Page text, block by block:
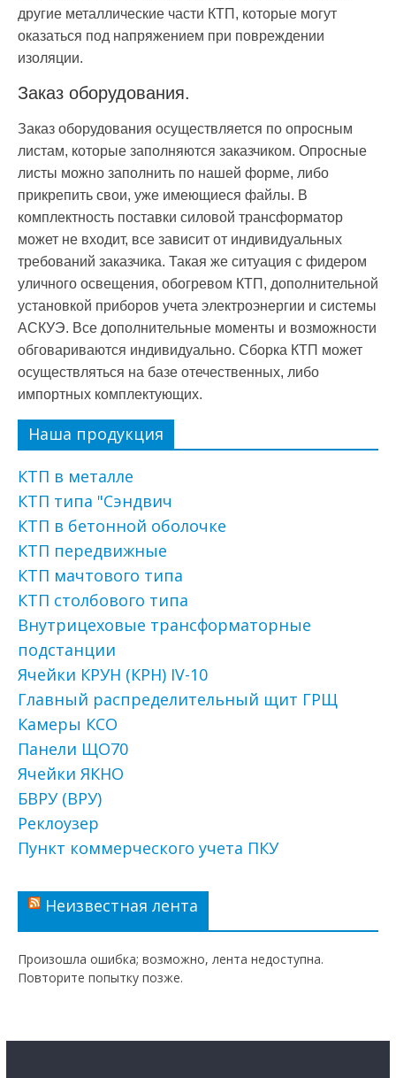
другие металлические части КТП, которые могут
оказаться под напряжением при повреждении
изоляции.
Заказ оборудования.
Заказ оборудования осуществляется по опросным
листам, которые заполняются заказчиком. Опросные
листы можно заполнить по нашей форме, либо
прикрепить свои, уже имеющиеся файлы. В
комплектность поставки силовой трансформатор
может не входит, все зависит от индивидуальных
требований заказчика. Такая же ситуация с фидером
уличного освещения, обогревом КТП, дополнительной
установкой приборов учета электроэнергии и системы
АСКУЭ. Все дополнительные моменты и возможности
обговариваются индивидуально. Сборка КТП может
осуществляться на базе отечественных, либо
импортных комплектующих.
Наша продукция
КТП в металле
КТП типа "Сэндвич
КТП в бетонной оболочке
КТП передвижные
КТП мачтового типа
КТП столбового типа
Внутрицеховые трансформаторные
подстанции
Ячейки КРУН (КРН) IV-10
Главный распределительный щит ГРЩ
Камеры КСО
Панели ЩО70
Ячейки ЯКНО
БВРУ (ВРУ)
Реклоузер
Пункт коммерческого учета ПКУ
Неизвестная лента
Произошла ошибка; возможно, лента недоступна.
Повторите попытку позже.